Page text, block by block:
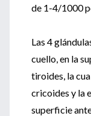
de 1-4/1000
Las 4
cuello, en la
tiroides, la
cricoides y la
superficie